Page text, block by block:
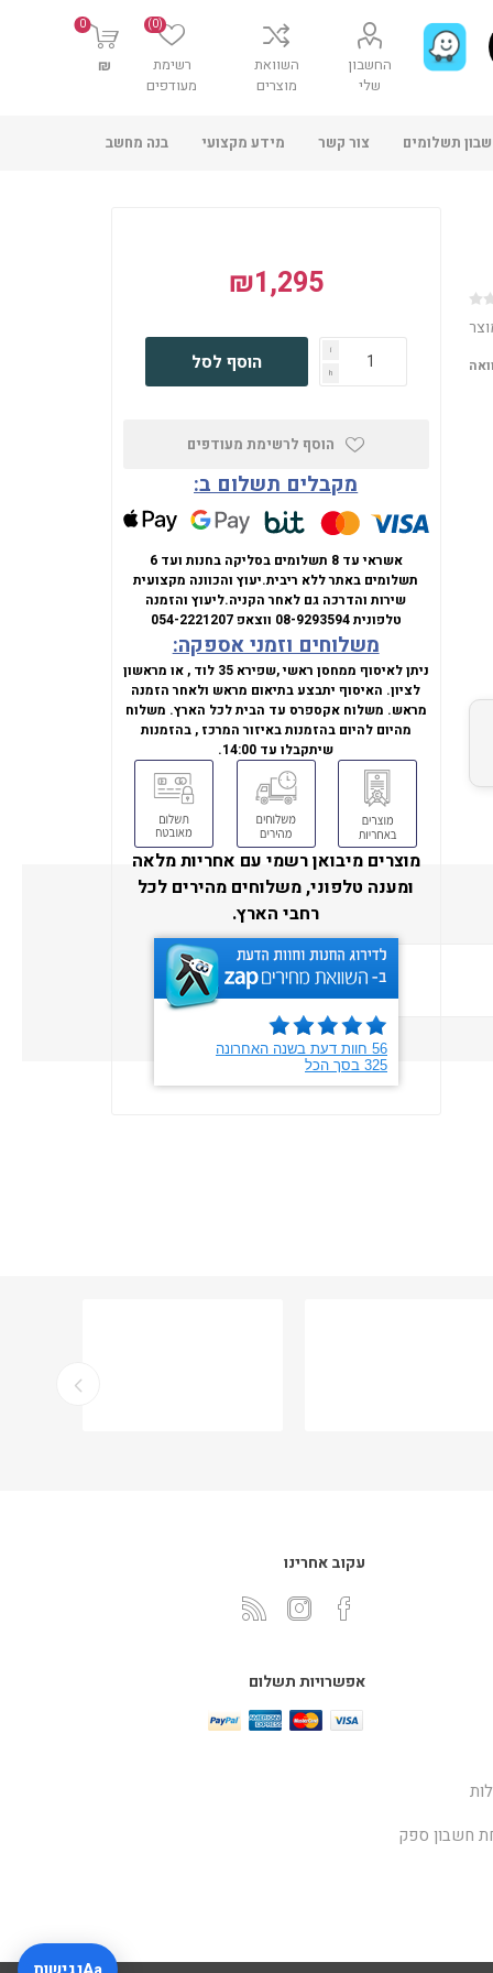
החשבון
שלי
השוואת
מוצרים
רשימת
מעודפים
(0)
0
₪
תשלומים צור קשר מידע מקצועי בנה מחשב
₪1,295
i
h הוסף לסל
הוסף לרשימת מעודפים
מקבלים תשלום ב:
אשראי עד 8 תשלומים בסליקה בחנות ועד 6
תשלומים באתר ללא ריבית.יעוץ והכוונה מקצועית
שירות והדרכה גם לאחר הקניה.ליעוץ והזמנה
טלפונית08-9293594 ווצאפ054-2221207
משלוחים וזמני אספקה:
ניתן לאיסוף ממחסן ראשי ,שפירא 35 לוד , או מראשון
לציון. האיסוף יתבצע בתיאום מראש ולאחר הזמנה
מראש. משלוח אקספרס עד הבית לכל הארץ. משלוח
מהיום להיום בהזמנות באיזור המרכז , בהזמנות
שיתקבלו עד 14:00.
מוצרים מיבואן רשמי עם אחריות מלאה
ומענה טלפוני, משלוחים מהירים לכל
רחבי הארץ.
חשבון ספק
עקוב אחרינו
אפשרויות תשלום